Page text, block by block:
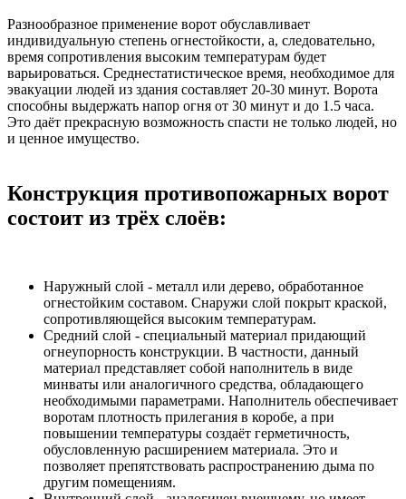
Разнообразное применение ворот обуславливает
индивидуальную степень огнестойкости, а, следовательно,
время сопротивления высоким температурам будет
варьироваться. Среднестатистическое время, необходимое для
эвакуации людей из здания составляет 20-30 минут. Ворота
способны выдержать напор огня от 30 минут и до 1.5 часа.
Это даёт прекрасную возможность спасти не только людей, но
и ценное имущество.
Конструкция противопожарных ворот
состоит из трёх слоёв:
Наружный слой - металл или дерево, обработанное
огнестойким составом. Снаружи слой покрыт краской,
сопротивляющейся высоким температурам.
Средний слой - специальный материал придающий
огнеупорность конструкции. В частности, данный
материал представляет собой наполнитель в виде
минваты или аналогичного средства, обладающего
необходимыми параметрами. Наполнитель обеспечивает
воротам плотность прилегания в коробе, а при
повышении температуры создаёт герметичность,
обусловленную расширением материала. Это и
позволяет препятствовать распространению дыма по
другим помещениям.